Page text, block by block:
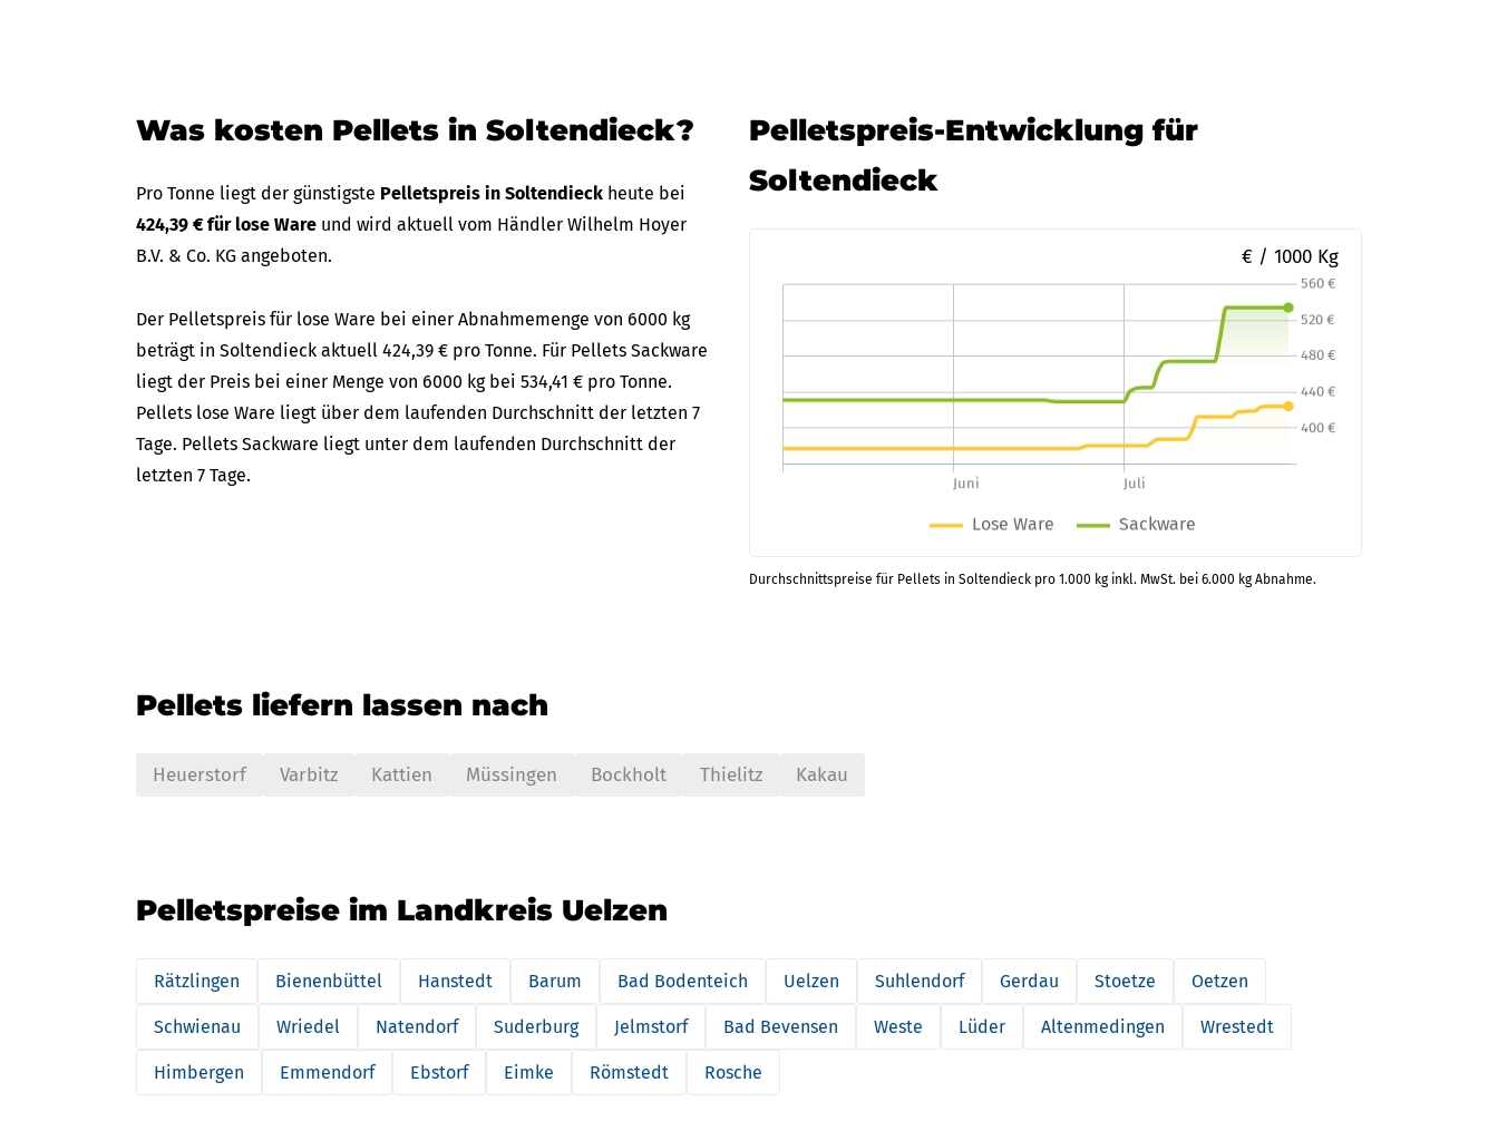
Was kosten Pellets in Soltendieck?
Pro Tonne liegt der günstigste Pelletspreis in Soltendieck heute bei
424,39 € für lose Ware und wird aktuell vom Händler Wilhelm Hoyer
B.V. & Co. KG angeboten.
Der Pelletspreis für lose Ware bei einer Abnahmemenge von 6000 kg
beträgt in Soltendieck aktuell 424,39 € pro Tonne. Für Pellets Sackware
liegt der Preis bei einer Menge von 6000 kg bei 534,41 € pro Tonne.
Pellets lose Ware liegt über dem laufenden Durchschnitt der letzten 7
Tage. Pellets Sackware liegt unter dem laufenden Durchschnitt der
letzten 7 Tage.
Pelletspreis-Entwicklung für
Soltendieck
€ / 1000 Kg
Durchschnittspreise für Pellets in Soltendieck pro 1.000 kg inkl. MwSt. bei 6.000 kg Abnahme.
Pellets liefern lassen nach
Heuerstorf Varbitz Kattien Müssingen Bockholt Thielitz Kakau
Pelletspreise im Landkreis Uelzen
Rätzlingen Bienenbüttel Hanstedt Barum Bad Bodenteich Uelzen Suhlendorf Gerdau Stoetze Oetzen
Schwienau Wriedel Natendorf Suderburg Jelmstorf Bad Bevensen Weste Lüder Altenmedingen Wrestedt
Himbergen Emmendorf Ebstorf Eimke Römstedt Rosche